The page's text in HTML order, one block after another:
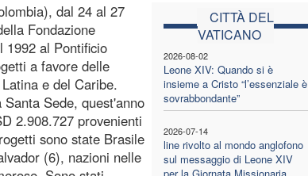
CITTÀ DEL
VATICANO
2026-08-02
Leone XIV: Quando si è
insieme a Cristo “l’essenziale è
sovrabbondante”
2026-07-14
line rivolto al mondo anglofono
sul messaggio di Leone XIV
dal 24 al 27
Fondazione
1992 al Pontificio
a favore delle
e del Caribe.
Sede, quest'anno
2.908.727 provenienti
sono state Brasile
(6), nazioni nelle